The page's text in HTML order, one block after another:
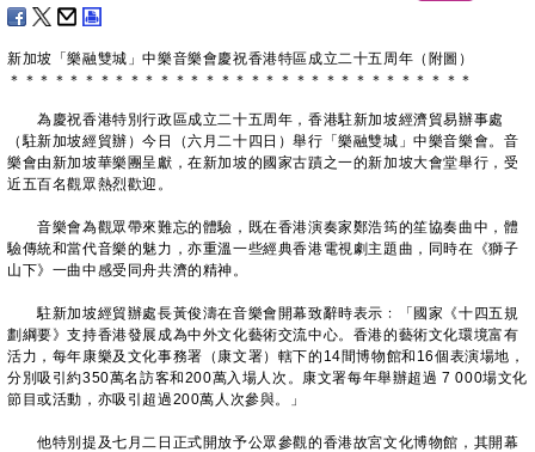
新加坡「樂融雙城」中樂音樂會慶祝香港特區成立二十五周年（附圖）
＊ ＊ ＊ ＊ ＊ ＊ ＊ ＊ ＊ ＊ ＊ ＊ ＊ ＊ ＊ ＊ ＊ ＊ ＊ ＊ ＊ ＊ ＊ ＊ ＊ ＊ ＊ ＊ ＊ ＊ ＊
為慶祝香港特別行政區成立二十五周年，香港駐新加坡經濟貿易辦事處
（駐新加坡經貿辦）今日（六月二十四日）舉行「樂融雙城」中樂音樂會。音
樂會由新加坡華樂團呈獻，在新加坡的國家古蹟之一的新加坡大會堂舉行，受
近五百名觀眾熱烈歡迎。
音樂會為觀眾帶來難忘的體驗，既在香港演奏家鄭浩筠的笙協奏曲中，體
驗傳統和當代音樂的魅力，亦重溫一些經典香港電視劇主題曲，同時在《獅子
山下》一曲中感受同舟共濟的精神。
駐新加坡經貿辦處長黃俊濤在音樂會開幕致辭時表示﹕「國家《十四五規
劃綱要》支持香港發展成為中外文化藝術交流中心。香港的藝術文化環境富有
活力，每年康樂及文化事務署（康文署）轄下的14間博物館和16個表演場地，
分別吸引約350萬名訪客和200萬入場人次。康文署每年舉辦超過 7 000場文化
節目或活動，亦吸引超過200萬人次參與。」
他特別提及七月二日正式開放予公眾參觀的香港故宮文化博物館，其開幕